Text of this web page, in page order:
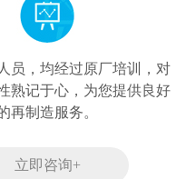
员，均经过原厂培训，对
熟记于心，为您提供良好
再制造服务。
立即咨询+